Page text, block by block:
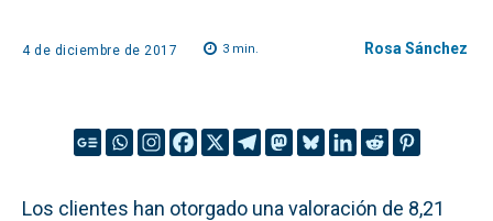
4 de diciembre de 2017 3 min. Rosa Sánchez
Los clientes han otorgado una valoración de 8,21